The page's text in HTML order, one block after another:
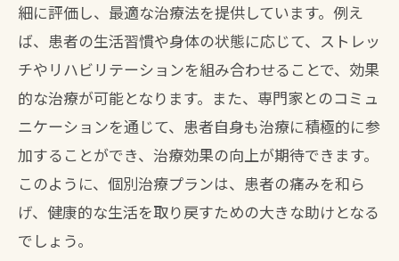
坐骨神経痛の原因を探る！接骨院での診断と
改善プラン
坐骨神経痛の一般的な原因
専門家による詳細な診断法
個別にカスタマイズされた改善プラン
診断から治療までの流れ
進行度に応じた適切な治療法
予後を見据えた長期的な治療戦略
細に評価し、最適な治療法を提供しています。例え
ば、患者の生活習慣や身体の状態に応じて、ストレッ
チやリハビリテーションを組み合わせることで、効果
的な治療が可能となります。また、専門家とのコミュ
ニケーションを通じて、患者自身も治療に積極的に参
加することができ、治療効果の向上が期待できます。
このように、個別治療プランは、患者の痛みを和ら
げ、健康的な生活を取り戻すための大きな助けとなる
でしょう。